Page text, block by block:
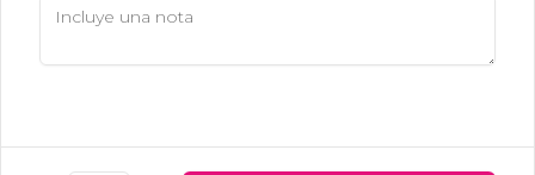
Iniciar sesión